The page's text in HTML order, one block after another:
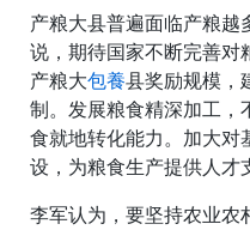
产粮大县普遍面临产粮越
说，期待国家不断完善对
产粮大包養县奖励规模，
制。发展粮食精深加工，
食就地转化能力。加大对
设，为粮食生产提供人才
李军认为，要坚持农业农